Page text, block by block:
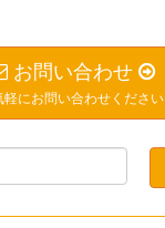
お問い合わせ
軽にお問い合わせください